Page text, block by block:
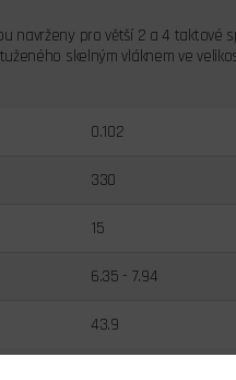
navrženy pro větší 2 a 4 taktové
skelným vláknem ve
0.102
330
15
6.35 - 7.94
43.9